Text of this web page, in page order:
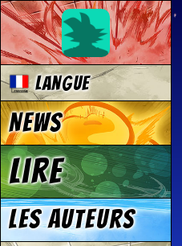
Langue
News
Lire
Les auteurs